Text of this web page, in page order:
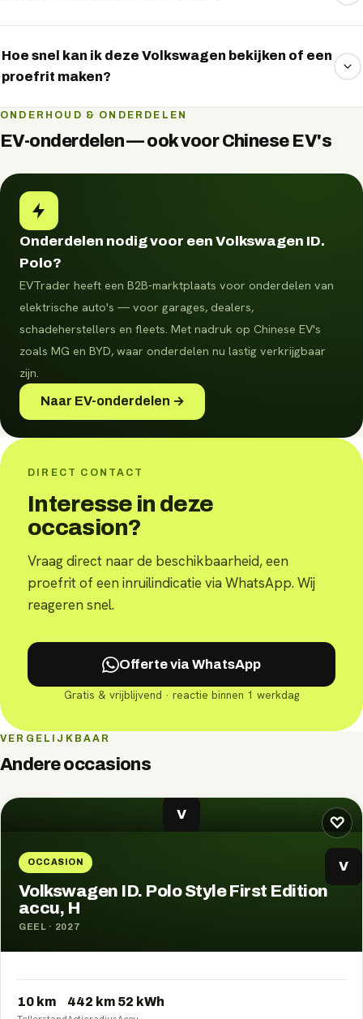
huidige auto en u ontvangt een vrijblijvende inruilindicatie.
Hoe snel kan ik deze Volkswagen bekijken of een
proefrit maken?
Vaak op korte termijn. Vraag via WhatsApp naar de
beschikbaarheid en plan direct een bezichtiging of
ONDERHOUD & ONDERDELEN
EV-onderdelen — ook voor Chinese EV's
Onderdelen nodig voor een Volkswagen ID.
Polo?
EVTrader heeft een B2B-marktplaats voor onderdelen van
elektrische auto's — voor garages, dealers,
schadeherstellers en fleets. Met nadruk op Chinese EV's
zoals MG en BYD, waar onderdelen nu lastig verkrijgbaar
zijn.
Naar EV-onderdelen →
DIRECT CONTACT
Interesse in deze
occasion?
Vraag direct naar de beschikbaarheid, een
proefrit of een inruilindicatie via WhatsApp. Wij
reageren snel.
Offerte via WhatsApp
Gratis & vrijblijvend · reactie binnen 1 werkdag
VERGELIJKBAAR
Andere occasions
♡
V
OCCASION V
Volkswagen ID. Polo Style First Edition
accu, H
GEEL · 2027
10 km 442 km 52 kWh